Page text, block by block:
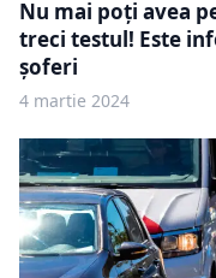
Nu mai poți avea
treci testul! Este
șoferi
4 martie 2024